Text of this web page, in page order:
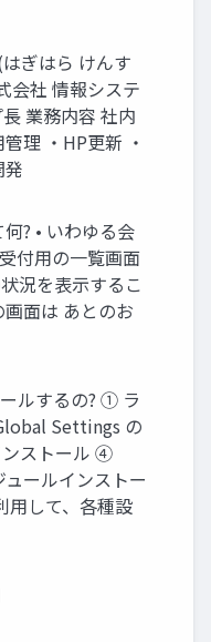
ぎはら けんす
会社 情報システ
業務内容 社内
理 ・HP更新 ・
発
? • いわゆる会
付用の一覧画面
況を表示するこ
面は あとのお
ルするの? ① ラ
Settings の
ストール ④
ールインストー
して、各種設